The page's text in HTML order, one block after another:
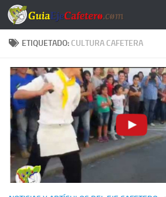
Saltar al contenido
ETIQUETADO: CULTURA CAFETERA